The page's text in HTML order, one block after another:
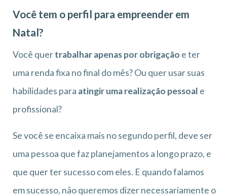
Você tem o perfil para empreender em
Natal?
Você quertrabalhar apenas por obrigação e ter
uma renda fixa no final do mês? Ou quer usar suas
habilidades para atingir uma realização pessoal e
profissional?
Se você se encaixa mais no segundo perfil, deve ser
uma pessoa que faz planejamentos a longo prazo, e
que quer ter sucesso com eles. E quando falamos
em sucesso, não queremos dizer necessariamente o